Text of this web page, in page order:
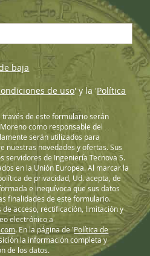
baja
de uso' y la 'Política
través de este formulario serán
como responsable del
serán utilizados para
nuestras novedades y ofertas. Sus
servidores de Ingeniería Tecnova S.
en la Unión Europea. Al marcar la
de privacidad, Ud. acepta, de
e inequívoca que sus datos
finalidades de este formulario.
de acceso, rectificación, limitación y
electrónico a
. En la página de 'Política de
la información completa y
de los datos.